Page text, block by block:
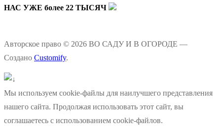
НАС УЖЕ более 22 ТЫСЯЧ
Авторское право © 2026 ВО САДУ И В ОГОРОДЕ —
Создано Customify.
Мы используем cookie-файлы для наилучшего представления
нашего сайта. Продолжая использовать этот сайт, вы
соглашаетесь с использованием cookie-файлов.